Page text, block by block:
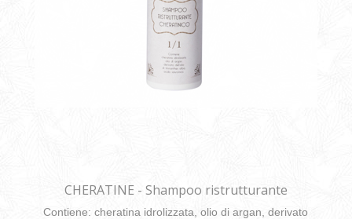
CHERATINE - Shampoo ristrutturante
cheratinico da 250ml
Contiene: cheratina idrolizzata, olio di argan, derivato